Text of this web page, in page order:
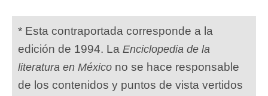
* Esta contraportada corresponde a la
edición de 1994. La Enciclopedia de la
literatura en México no se hace responsable
de los contenidos y puntos de vista vertidos